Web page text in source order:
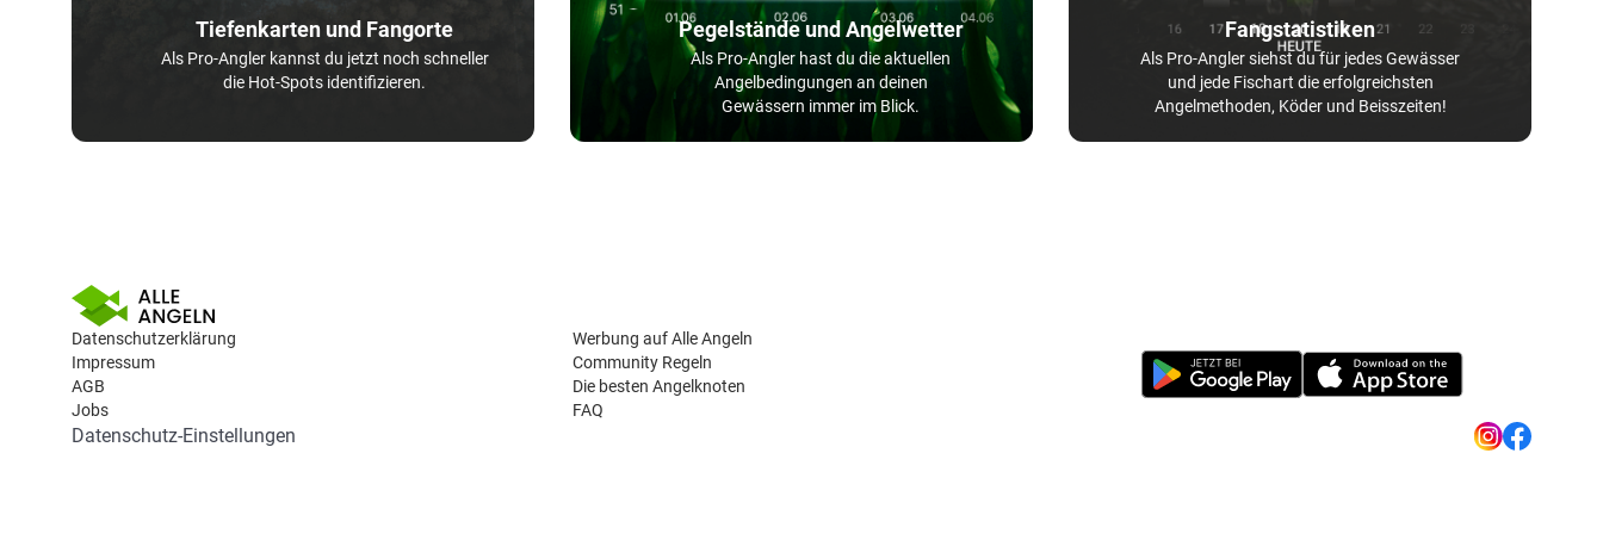
Tiefenkarten und Fangorte
Als Pro-Angler kannst du jetzt noch schneller
die Hot-Spots identifizieren.
Pegelstände und Angelwetter
Als Pro-Angler hast du die aktuellen
Angelbedingungen an deinen
Gewässern immer im Blick.
Fangstatistiken
Als Pro-Angler siehst du für jedes Gewässer
und jede Fischart die erfolgreichsten
Angelmethoden, Köder und Beisszeiten!
Datenschutzerklärung
Impressum
AGB
Jobs
Werbung auf Alle Angeln
Community Regeln
Die besten Angelknoten
FAQ
Datenschutz-Einstellungen